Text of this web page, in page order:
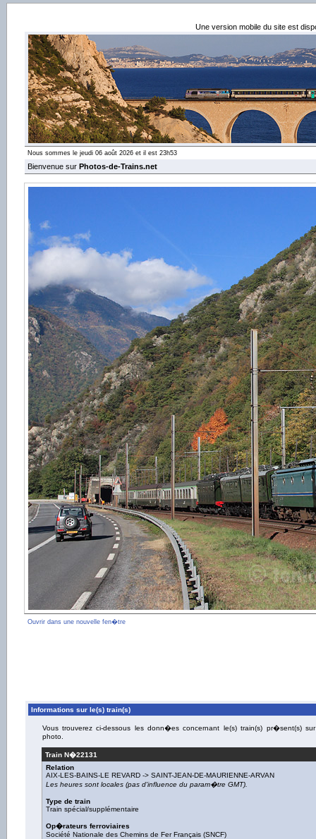
Une version mobile du site est
Nous sommes le jeudi 06 août 2026 et il est 23h53
Bienvenue sur Photos-de-Trains.net
Ouvrir dans une nouvelle fen�tre
Informations sur le(s) train(s)
Vous trouverez ci-dessous les donn�es concernant le(s) train(s) pr�sent(s)
photo.
Train N�22131
Relation
AIX-LES-BAINS-LE REVARD -> SAINT-JEAN-DE-MAURIENNE-ARVAN
Les heures sont locales (pas d'influence du param�tre GMT).
Type de train
Train spécial/supplémentaire
Op�rateurs ferroviaires
Société Nationale des Chemins de Fer Français (SNCF)